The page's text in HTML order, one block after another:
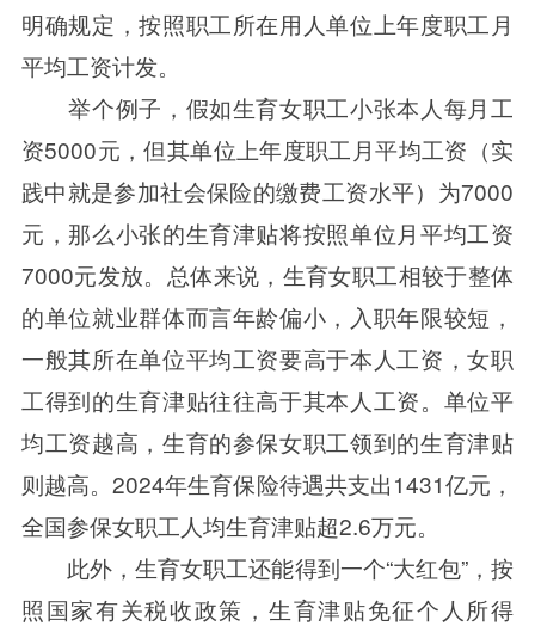
明确规定，按照职工所在用人单位上年度职工月
平均工资计发。
举个例子，假如生育女职工小张本人每月工
资5000元，但其单位上年度职工月平均工资（实
践中就是参加社会保险的缴费工资水平）为7000
元，那么小张的生育津贴将按照单位月平均工资
7000元发放。总体来说，生育女职工相较于整体
的单位就业群体而言年龄偏小，入职年限较短，
一般其所在单位平均工资要高于本人工资，女职
工得到的生育津贴往往高于其本人工资。单位平
均工资越高，生育的参保女职工领到的生育津贴
则越高。2024年生育保险待遇共支出1431亿元，
全国参保女职工人均生育津贴超2.6万元。
此外，生育女职工还能得到一个“大红包”，按
照国家有关税收政策，生育津贴免征个人所得